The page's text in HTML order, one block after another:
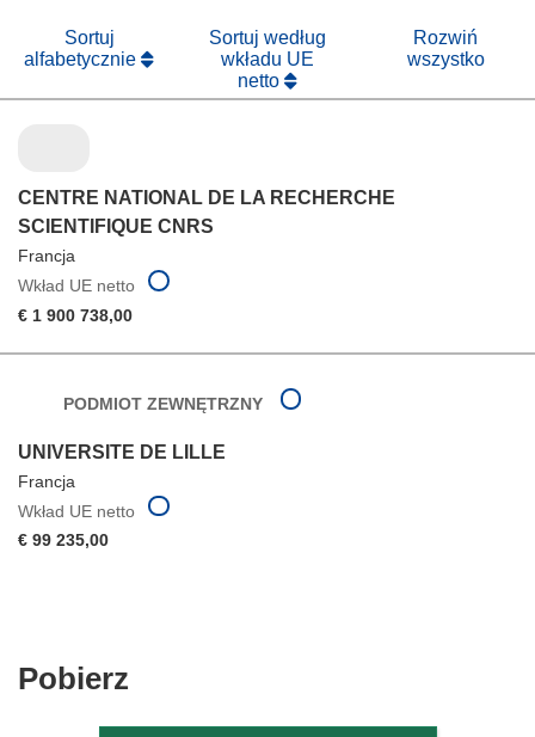
Sortuj
alfabetycznie
Sortuj według
wkładu UE
netto
Rozwiń
wszystko
CENTRE NATIONAL DE LA RECHERCHE
SCIENTIFIQUE CNRS
Francja
Wkład UE netto
€ 1 900 738,00
PODMIOT ZEWNĘTRZNY
UNIVERSITE DE LILLE
Francja
Wkład UE netto
€ 99 235,00
Pobierz